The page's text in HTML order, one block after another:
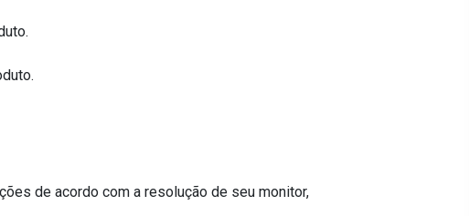
de acordo com a resolução de seu monitor,